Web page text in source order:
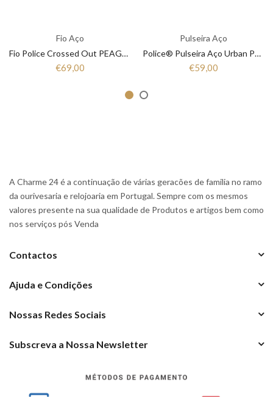
Fio Aço
Fio Police Crossed Out PEAGN2211311
€69,00
Pulseira Aço
Police® Pulseira Aço Urban PEAGB0001108
€59,00
A Charme 24 é a continuação de várias geracões de familia no ramo
da ourivesaria e relojoaria em Portugal. Sempre com os mesmos
valores presente na sua qualidade de Produtos e artigos bem como
nos serviços pós Venda
Contactos
Ajuda e Condições
Nossas Redes Sociais
Subscreva a Nossa Newsletter